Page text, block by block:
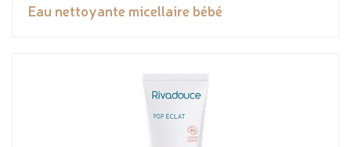
Eau nettoyante micellaire bébé